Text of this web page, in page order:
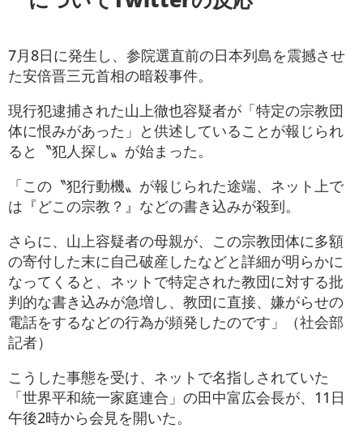
7月8日に発生し、参院選直前の日本列島を震撼させ
た安倍晋三元首相の暗殺事件。
現行犯逮捕された山上徹也容疑者が「特定の宗教団
体に恨みがあった」と供述していることが報じられ
ると〝犯人探し〟が始まった。
「この〝犯行動機〟が報じられた途端、ネット上で
は『どこの宗教？』などの書き込みが殺到。
さらに、山上容疑者の母親が、この宗教団体に多額
の寄付した末に自己破産したなどと詳細が明らかに
なってくると、ネットで特定された教団に対する批
判的な書き込みが急増し、教団に直接、嫌がらせの
電話をするなどの行為が頻発したのです」（社会部
記者）
こうした事態を受け、ネットで名指しされていた
「世界平和統一家庭連合」の田中富広会長が、11日
午後2時から会見を開いた。